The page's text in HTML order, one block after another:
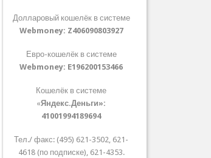
Долларовый кошелёк в системе
Webmoney: Z406090803927
Евро-кошелёк в системе
Webmoney: E196200153466
Кошелёк в системе
«Яндекс.Деньги»:
41001994189694
Тел./ факс: (495) 621-3502, 621-
4618 (по подписке), 621-4353.